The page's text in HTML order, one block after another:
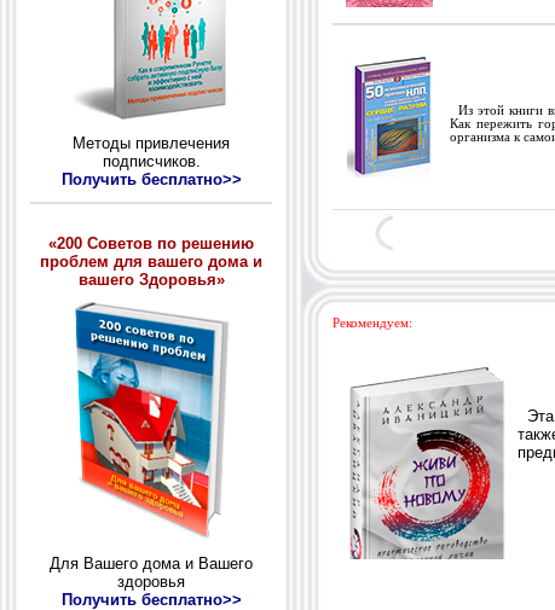
Методы привлечения
подписчиков.
Получить бесплатно>>
«200 Советов по решению
проблем для вашего дома и
вашего Здоровья»
Для Вашего дома и Вашего
здоровья
Получить бесплатно>>
Из этой книги
Как пережить
организма к
Рекомендуем: